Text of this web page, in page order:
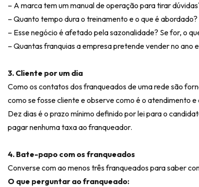
– A marca tem um manual de operação para tirar
– Quanto tempo dura o treinamento e o que é abordado?
– Esse negócio é afetado pela sazonalidade? Se for, o
– Quantas franquias a empresa pretende vender no ano
3. Cliente por um dia
Como os contatos dos franqueados de uma rede são
como se fosse cliente e observe como é o atendimento e
Dez dias é o prazo mínimo definido por lei para o
pagar nenhuma taxa ao franqueador.
4. Bate-papo com os franqueados
Converse com ao menos três franqueados para saber
O que perguntar ao franqueado: